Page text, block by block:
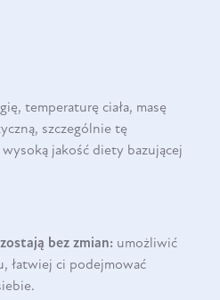
temperaturę ciała, masę
szczególnie tę
jakość diety bazującej
bez zmian: umożliwić
łatwiej ci podejmować